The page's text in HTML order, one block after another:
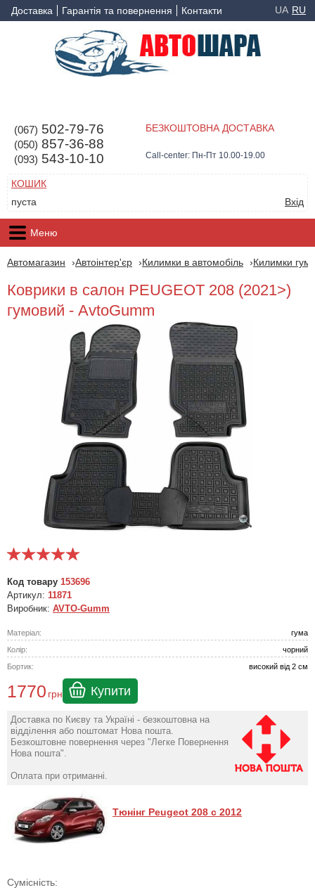
Доставка Гарантія та повернення Контакти UA RU
(067) 502-79-76
(050) 857-36-88
(093) 543-10-10
БЕЗКОШТОВНА ДОСТАВКА
Call-center: Пн-Пт 10.00-19.00
КОШИК
пуста
Вхід
Меню
Автомагазин Автоінтер'єр Килимки в автомобіль Килимки
Коврики в салон PEUGEOT 208 (2021>)
гумовий - AvtoGumm
Код товару 153696
Артикул: 11871
Виробник: AVTO-Gumm
Матеріал:
гума
Колір:
чорний
Бортик:
високий від 2 см
1770 грн Купити
Доставка по Києву та Україні - безкоштовна на
відділення або поштомат Нова пошта.
Безкоштовне повернення через "Легке Повернення
Нова пошта".
Оплата при отриманні.
Тюнінг Peugeot 208 с 2012
Сумісність: